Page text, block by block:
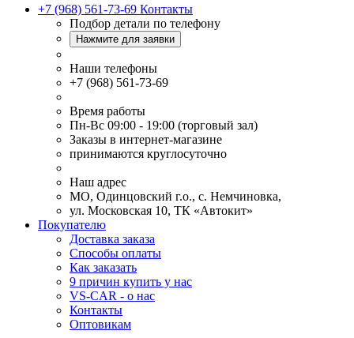
+7 (968) 561-73-69 Контакты
Подбор детали по телефону
Нажмите для заявки
Наши телефоны
+7 (968) 561-73-69
Время работы
Пн-Вс 09:00 - 19:00 (торговый зал)
Заказы в интернет-магазине
принимаются круглосуточно
Наш адрес
МО, Одинцовский г.о., с. Немчиновка,
ул. Московская 10, ТК «Автокит»
Покупателю
Доставка заказа
Способы оплаты
Как заказать
9 причин купить у нас
VS-CAR - о нас
Контакты
Оптовикам